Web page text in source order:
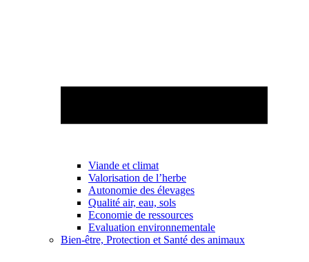
Viande et climat
Valorisation de l’herbe
Autonomie des élevages
Qualité air, eau, sols
Economie de ressources
Evaluation environnementale
Bien-être, Protection et Santé des animaux